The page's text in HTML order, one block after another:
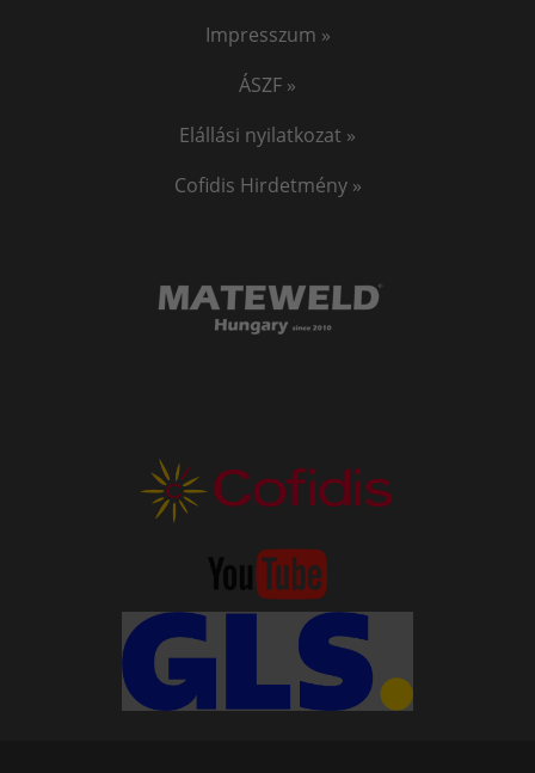
Impresszum »
ÁSZF »
Elállási nyilatkozat »
Cofidis Hirdetmény »